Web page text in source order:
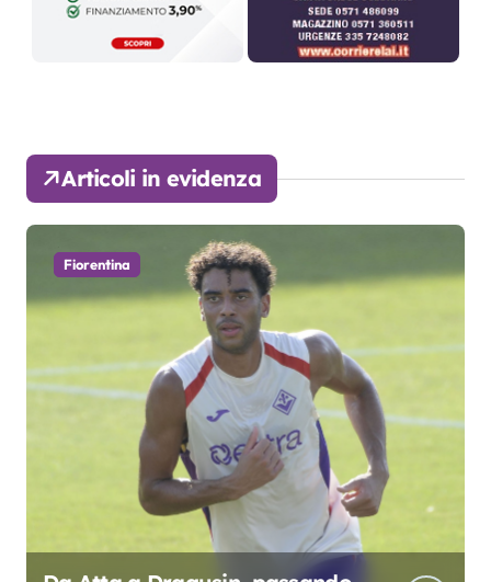
Articoli in evidenza
Fiorentina